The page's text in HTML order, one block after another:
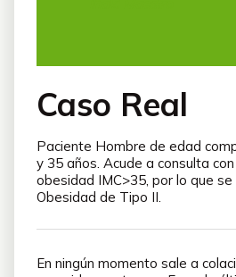
Caso Real
Paciente Hombre de edad
y 35 años. Acude a consulta
obesidad IMC>35, por lo que
Obesidad de Tipo II.
En ningún momento sale a